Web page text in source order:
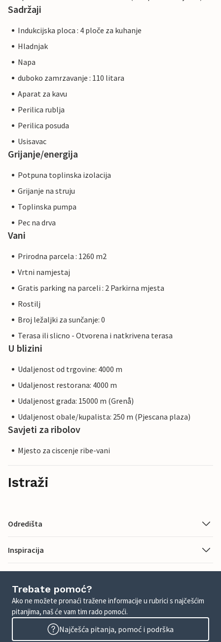
Sadržaji
Indukcijska ploca : 4 ploče za kuhanje
Hladnjak
Napa
duboko zamrzavanje : 110 litara
Aparat za kavu
Perilica rublja
Perilica posuda
Usisavac
Grijanje/energija
Potpuna toplinska izolacija
Grijanje na struju
Toplinska pumpa
Pec na drva
Vani
Prirodna parcela : 1260 m2
Vrtni namjestaj
Gratis parking na parceli : 2 Parkirna mjesta
Rostilj
Broj ležaljki za sunčanje: 0
Terasa ili slicno - Otvorena i natkrivena terasa
U blizini
Udaljenost od trgovine: 4000 m
Udaljenost restorana: 4000 m
Udaljenost grada: 15000 m (Grenå)
Udaljenost obale/kupalista: 250 m (Pjescana plaza)
Savjeti za ribolov
Mjesto za ciscenje ribe-vani
Istraži
Odredišta
Inspiracija
Trebate pomoć?
Ako ne možete pronaći tražene informacije u rubrici s najčešćim
pitanjima, naš će vam tim rado pomoći.
Najčešća pitanja, pomoć i podrška